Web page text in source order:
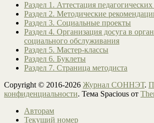
Раздел 1. Аттестация
Раздел 2. Методические
Раздел 3. Социальные проекты
Раздел 4. Организация досуга в
социального обслуживания
Раздел 5. Мастер-классы
Раздел 6. Буклеты
Раздел 7. Страница методиста
Copyright © 2016-2026 Журнал СОННЭТ.
конфиденциальности. Тема Spacious от
Авторам
Текущий номер